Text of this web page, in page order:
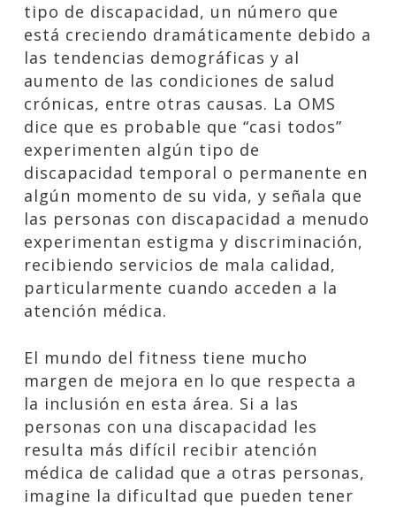
tipo de discapacidad, un número que
está creciendo dramáticamente debido a
las tendencias demográficas y al
aumento de las condiciones de salud
crónicas, entre otras causas. La OMS
dice que es probable que “casi todos”
experimenten algún tipo de
discapacidad temporal o permanente en
algún momento de su vida, y señala que
las personas con discapacidad a menudo
experimentan estigma y discriminación,
recibiendo servicios de mala calidad,
particularmente cuando acceden a la
atención médica.
El mundo del fitness tiene mucho
margen de mejora en lo que respecta a
la inclusión en esta área. Si a las
personas con una discapacidad les
resulta más difícil recibir atención
médica de calidad que a otras personas,
imagine la dificultad que pueden tener